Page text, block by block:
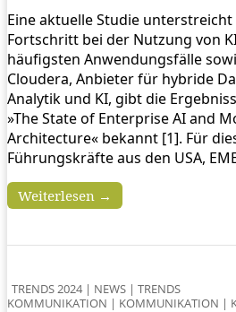
Eine aktuelle Studie
Fortschritt bei der Nutzung von
häufigsten Anwendungsfälle
Cloudera, Anbieter für hybride
Analytik und KI, gibt die
»The State of Enterprise AI and
Architecture« bekannt [1]. Für
Führungskräfte aus den USA,
Weiterlesen →
TRENDS 2024| NEWS | TRENDS
KOMMUNIKATION | KOMMUNIKATION |